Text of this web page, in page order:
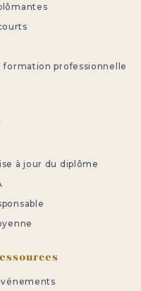
formation professionnelle
à jour du diplôme